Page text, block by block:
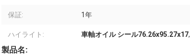
保証: 1年
ハイライト: 車軸オイル シール76.26x95.27x17,
製品名: